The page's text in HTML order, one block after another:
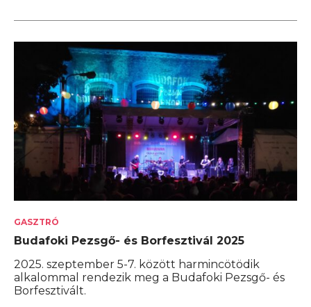
GASZTRÓ
Budafoki Pezsgő- és Borfesztivál 2025
2025. szeptember 5-7. között harmincötödik
alkalommal rendezik meg a Budafoki Pezsgő- és
Borfesztivált.